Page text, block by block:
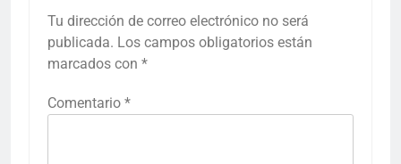
Tu dirección de correo electrónico no será
publicada. Los campos obligatorios están
marcados con *
Comentario *